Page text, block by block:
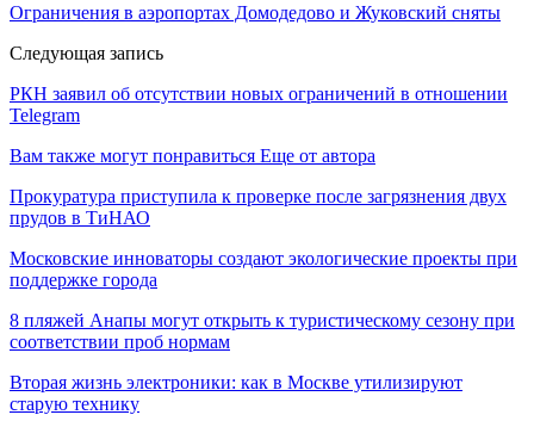
Ограничения в аэропортах Домодедово и Жуковский сняты
Следующая запись
РКН заявил об отсутствии новых ограничений в отношении
Telegram
Вам также могут понравиться Еще от автора
Прокуратура приступила к проверке после загрязнения двух
прудов в ТиНАО
Московские инноваторы создают экологические проекты при
поддержке города
8 пляжей Анапы могут открыть к туристическому сезону при
соответствии проб нормам
Вторая жизнь электроники: как в Москве утилизируют
старую технику